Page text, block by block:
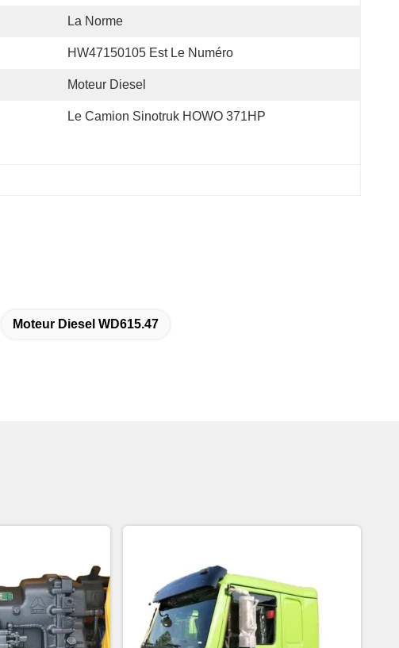
La Norme
HW47150105 Est Le Numéro
Moteur Diesel
Le Camion Sinotruk HOWO 371HP
Moteur Diesel WD615.47